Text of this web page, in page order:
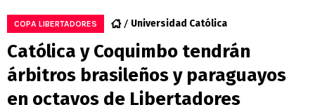
COPA LIBERTADORES Universidad Católica
Católica y Coquimbo tendrán
árbitros brasileños y paraguayos
en octavos de Libertadores